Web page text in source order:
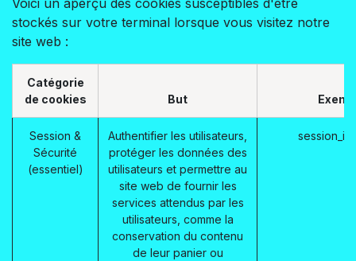
stockés sur votre terminal lorsque vous visitez notre
site web :
Catégorie
de cookies
But
Session &
Sécurité
(essentiel)
Authentifier les utilisateurs,
protéger les données des
utilisateurs et permettre au
site web de fournir les
services attendus par les
utilisateurs, comme la
conservation du contenu
de leur panier ou